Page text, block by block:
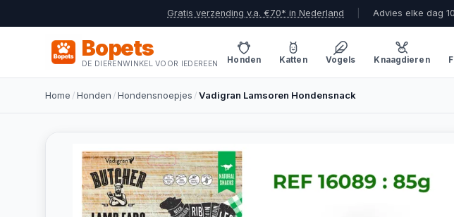
Gratis verzending v.a. €70* in Nederland Advies elke dag
Bopets
DE DIERENWINKEL VOOR IEDEREEN Honden Katten Vogels Knaagdieren
Home /Honden /Hondensnoepjes /Vadigran Lamsoren Hondensnack